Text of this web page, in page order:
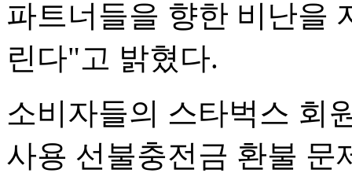
파트너들을 향한 비난을
린다"고 밝혔다.
소비자들의 스타벅스 회
사용 선불충전금 환불 문